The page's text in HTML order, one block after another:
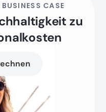
CASE
zu